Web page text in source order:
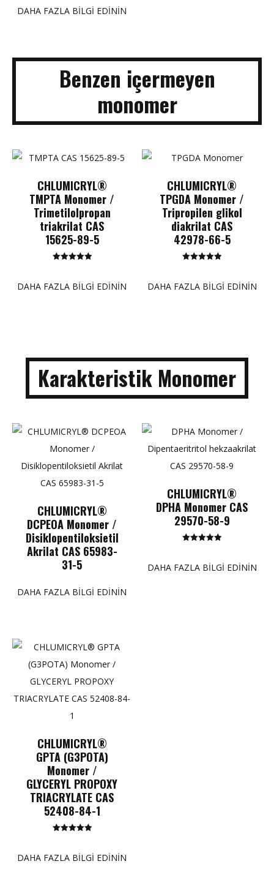
puan
DAHA FAZLA BILGI EDININ
Benzen içermeyen
monomer
CHLUMICRYL®
TMPTA Monomer /
Trimetilolpropan
triakrilat CAS
15625-89-5
puan
DAHA FAZLA BILGI EDININ
CHLUMICRYL®
TPGDA Monomer /
Tripropilen glikol
diakrilat CAS
42978-66-5
DAHA FAZLA BILGI EDININ
Karakteristik Monomer
CHLUMICRYL®
DCPEOA Monomer /
Disiklopentiloksietil
Akrilat CAS 65983-
31-5
DAHA FAZLA BILGI EDININ
CHLUMICRYL®
DPHA Monomer CAS
29570-58-9
DAHA FAZLA BILGI EDININ
CHLUMICRYL®
GPTA (G3POTA)
Monomer /
GLYCERYL PROPOXY
TRIACRYLATE CAS
52408-84-1
puan
DAHA FAZLA BILGI EDININ